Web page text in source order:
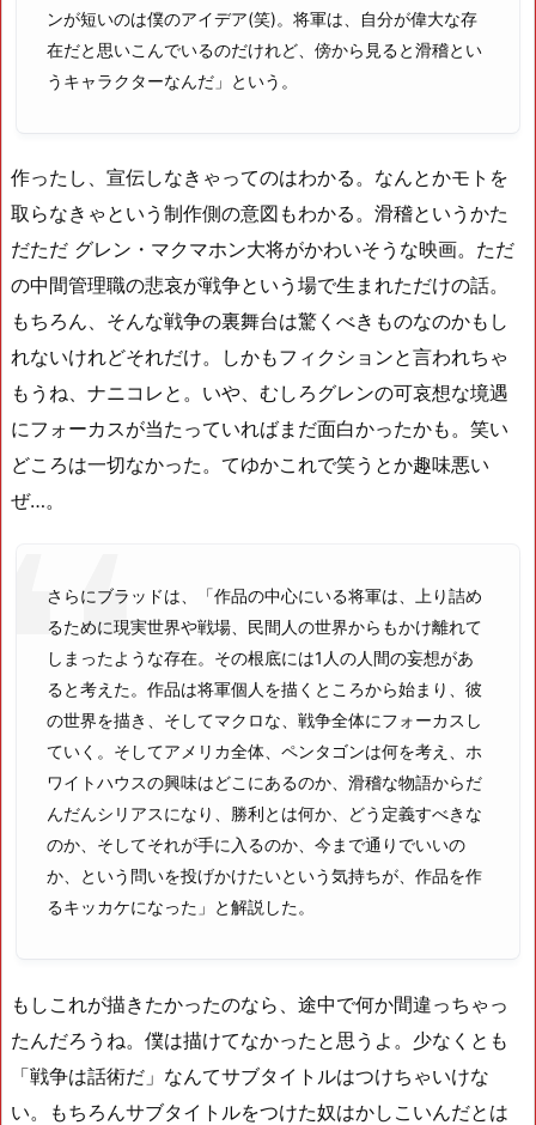
ンが短いのは僕のアイデア(笑)。将軍は、自分が偉大な存
在だと思いこんでいるのだけれど、傍から見ると滑稽とい
うキャラクターなんだ」という。
作ったし、宣伝しなきゃってのはわかる。なんとかモトを
取らなきゃという制作側の意図もわかる。滑稽というかた
だただ グレン・マクマホン大将がかわいそうな映画。ただ
の中間管理職の悲哀が戦争という場で生まれただけの話。
もちろん、そんな戦争の裏舞台は驚くべきものなのかもし
れないけれどそれだけ。しかもフィクションと言われちゃ
もうね、ナニコレと。いや、むしろグレンの可哀想な境遇
にフォーカスが当たっていればまだ面白かったかも。笑い
どころは一切なかった。てゆかこれで笑うとか趣味悪い
ぜ…。
さらにブラッドは、「作品の中心にいる将軍は、上り詰め
るために現実世界や戦場、民間人の世界からもかけ離れて
しまったような存在。その根底には1人の人間の妄想があ
ると考えた。作品は将軍個人を描くところから始まり、彼
の世界を描き、そしてマクロな、戦争全体にフォーカスし
ていく。そしてアメリカ全体、ペンタゴンは何を考え、ホ
ワイトハウスの興味はどこにあるのか、滑稽な物語からだ
んだんシリアスになり、勝利とは何か、どう定義すべきな
のか、そしてそれが手に入るのか、今まで通りでいいの
か、という問いを投げかけたいという気持ちが、作品を作
るキッカケになった」と解説した。
もしこれが描きたかったのなら、途中で何か間違っちゃっ
たんだろうね。僕は描けてなかったと思うよ。少なくとも
「戦争は話術だ」なんてサブタイトルはつけちゃいけな
い。もちろんサブタイトルをつけた奴はかしこいんだとは